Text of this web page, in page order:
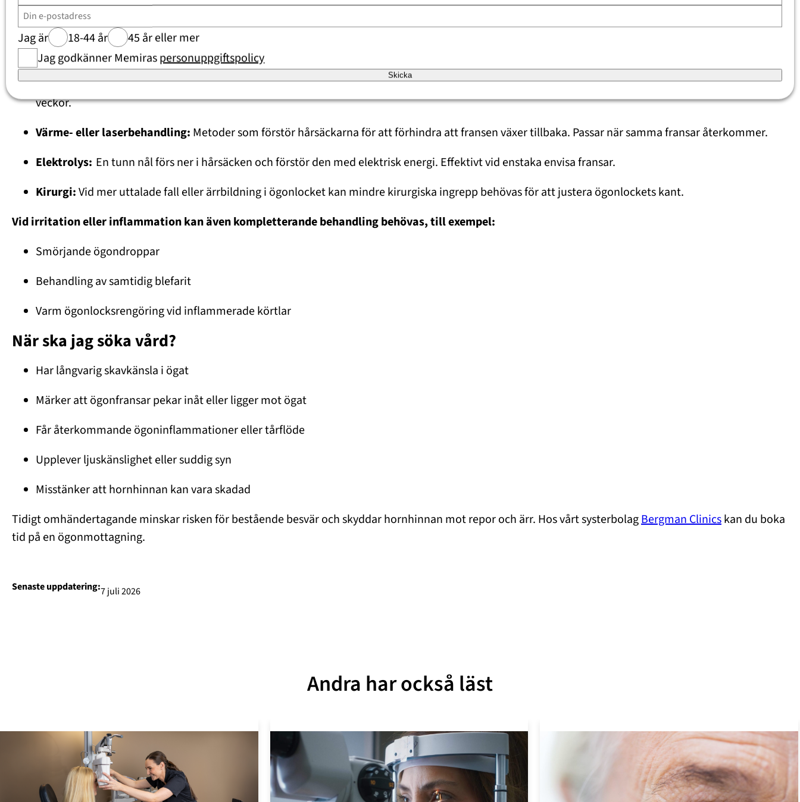
Behandlingen beror på hur många fransar som växer fel och hur mycket de stör. Målet är att minska skav och skydda hornhinnan.
Vanliga behandlingsalternativ:
Tillfällig borttagning av fransar (epilering):Fransarna plockas bort med pincett. Effekten är tillfällig eftersom fransarna växer ut igen efter några
veckor.
Värme- eller laserbehandling: Metoder som förstör hårsäckarna för att förhindra att fransen växer tillbaka. Passar när samma fransar återkommer.
Elektrolys: En tunn nål förs ner i hårsäcken och förstör den med elektrisk energi. Effektivt vid enstaka envisa fransar.
Kirurgi:Vid mer uttalade fall eller ärrbildning i ögonlocket kan mindre kirurgiska ingrepp behövas för att justera ögonlockets kant.
Vid irritation eller inflammation kan även kompletterande behandling behövas, till exempel:
Smörjande ögondroppar
Behandling av samtidig blefarit
Varm ögonlocksrengöring vid inflammerade körtlar
När ska jag söka vård?
Har långvarig skavkänsla i ögat
Märker att ögonfransar pekar inåt eller ligger mot ögat
Får återkommande ögoninflammationer eller tårflöde
Upplever ljuskänslighet eller suddig syn
Misstänker att hornhinnan kan vara skadad
Tidigt omhändertagande minskar risken för bestående besvär och skyddar hornhinnan mot repor och ärr. Hos vårt systerbolagBergman Clinicskan du boka
tid på en ögonmottagning.
Senaste uppdatering:7 juli 2026
Andra har också läst
Jag är 18-44 år
45 år eller mer
Jag godkänner Memiraspersonuppgiftspolicy
Skicka